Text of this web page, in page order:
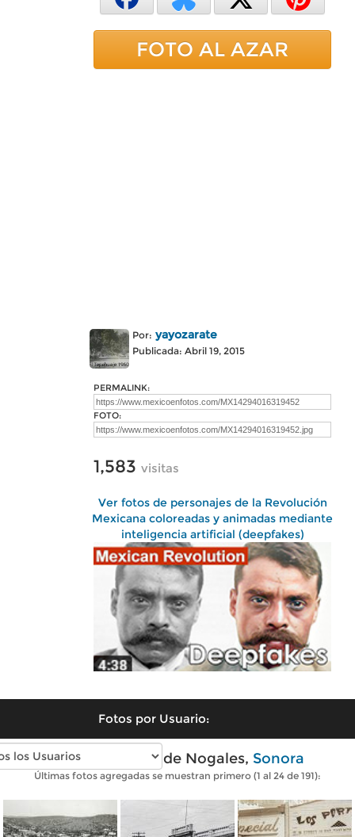
FOTO AL AZAR
Por: yayozarate
Publicada: Abril 19, 2015
PERMALINK:
FOTO:
1,583 visitas
Ver fotos de personajes de la Revolución
Mexicana coloreadas y animadas mediante
inteligencia artificial (deepfakes)
Fotos por Usuario:
Fotos antiguas de Nogales, Sonora
Últimas fotos agregadas se muestran primero (1 al 24 de 191):